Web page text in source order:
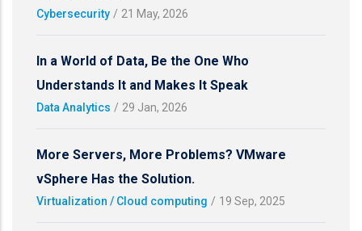
Cybersecurity / 21 May, 2026
In a World of Data, Be the One Who
Understands It and Makes It Speak
Data Analytics / 29 Jan, 2026
More Servers, More Problems? VMware
vSphere Has the Solution.
Virtualization / Cloud computing / 19 Sep, 2025